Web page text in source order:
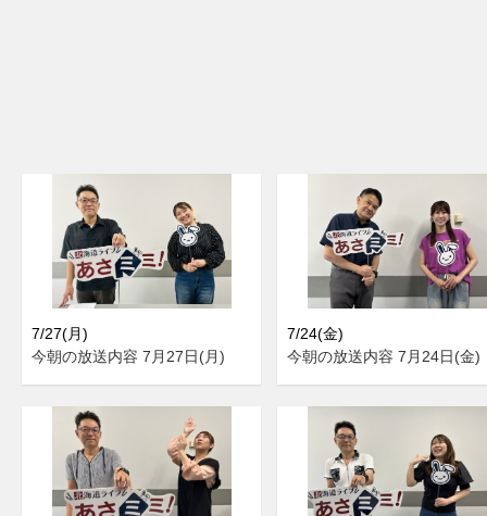
7/27(月)
今朝の放送内容 7月27日(月)
7/24(金)
今朝の放送内容 7月24日(金)